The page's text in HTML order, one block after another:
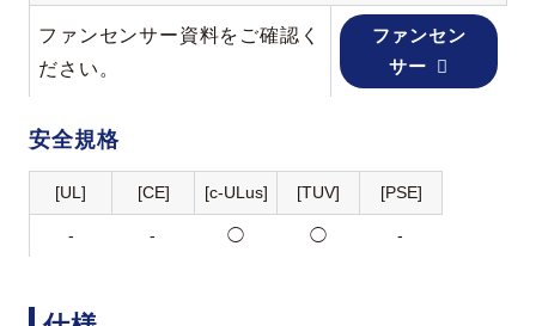
ファンセンサー資料をご確認く
ださい。
ファンセン
サー
安全規格
[UL] [CE] [c-ULus] [TUV] [PSE]
- - ◯ ◯ -